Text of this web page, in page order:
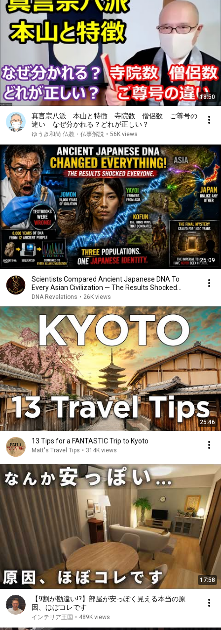
18:50
真言宗八派 本山と特徴 寺院数 僧侶数 ご尊号の
違い なぜ分かれる？どれが正しい？
ゆうき和尚 仏教・仏事解説 • 56K views
25:09
Scientists Compared Ancient Japanese DNA To
Every Asian Civilization — The Results Shocked
Everyone
DNA Revelations • 26K views
25:46
13 Tips for a FANTASTIC Trip to Kyoto
Matt's Travel Tips • 314K views
17:58
【9割が勘違い!?】部屋が安っぽく見える本当の原
因、ほぼコレです
インテリア王国 • 489K views